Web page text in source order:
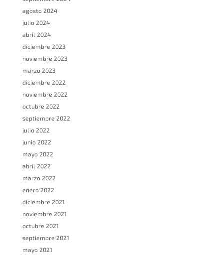
agosto 2024
julio 2024
abril 2024
diciembre 2023
noviembre 2023
marzo 2023
diciembre 2022
noviembre 2022
octubre 2022
septiembre 2022
julio 2022
junio 2022
mayo 2022
abril 2022
marzo 2022
enero 2022
diciembre 2021
noviembre 2021
octubre 2021
septiembre 2021
mayo 2021